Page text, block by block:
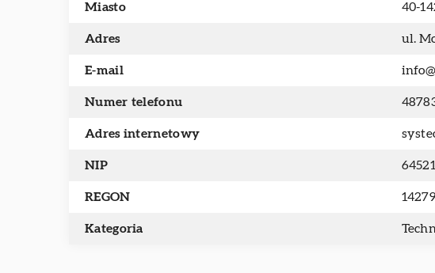
Miasto 40-
Adres ul.
E-mail
Numer telefonu
Adres internetowy
NIP
REGON
Kategoria